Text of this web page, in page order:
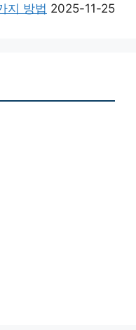
지 방법 2025-11-25